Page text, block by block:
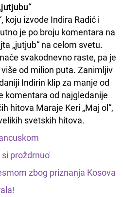
koju izvode Indira Radić i
je po broju komentara na
„jutjub“ na celom svetu.
svakodnevno raste, pa je
od milion puta. Zanimljiv
Indirin klip za manje od
komentara od najgledanije
hitova Maraje Keri „Maj ol“,
svetskih hitova.
proždrnuo'
zbog priznanja Kosova